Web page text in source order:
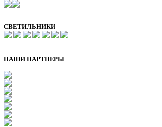
СВЕТИЛЬНИКИ
НАШИ ПАРТНЕРЫ